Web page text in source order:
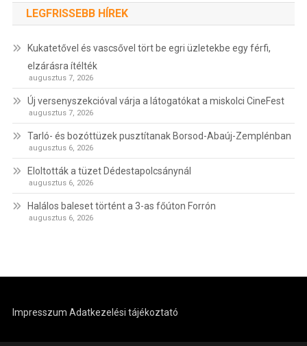
LEGFRISSEBB HÍREK
Kukatetővel és vascsővel tört be egri üzletekbe egy férfi,
elzárásra ítélték
augusztus 7, 2026
Új versenyszekcióval várja a látogatókat a miskolci CineFest
augusztus 7, 2026
Tarló- és bozóttüzek pusztítanak Borsod-Abaúj-Zemplénban
augusztus 6, 2026
Eloltották a tüzet Dédestapolcsánynál
augusztus 6, 2026
Halálos baleset történt a 3-as főúton Forrón
augusztus 6, 2026
Impresszum Adatkezelési tájékoztató